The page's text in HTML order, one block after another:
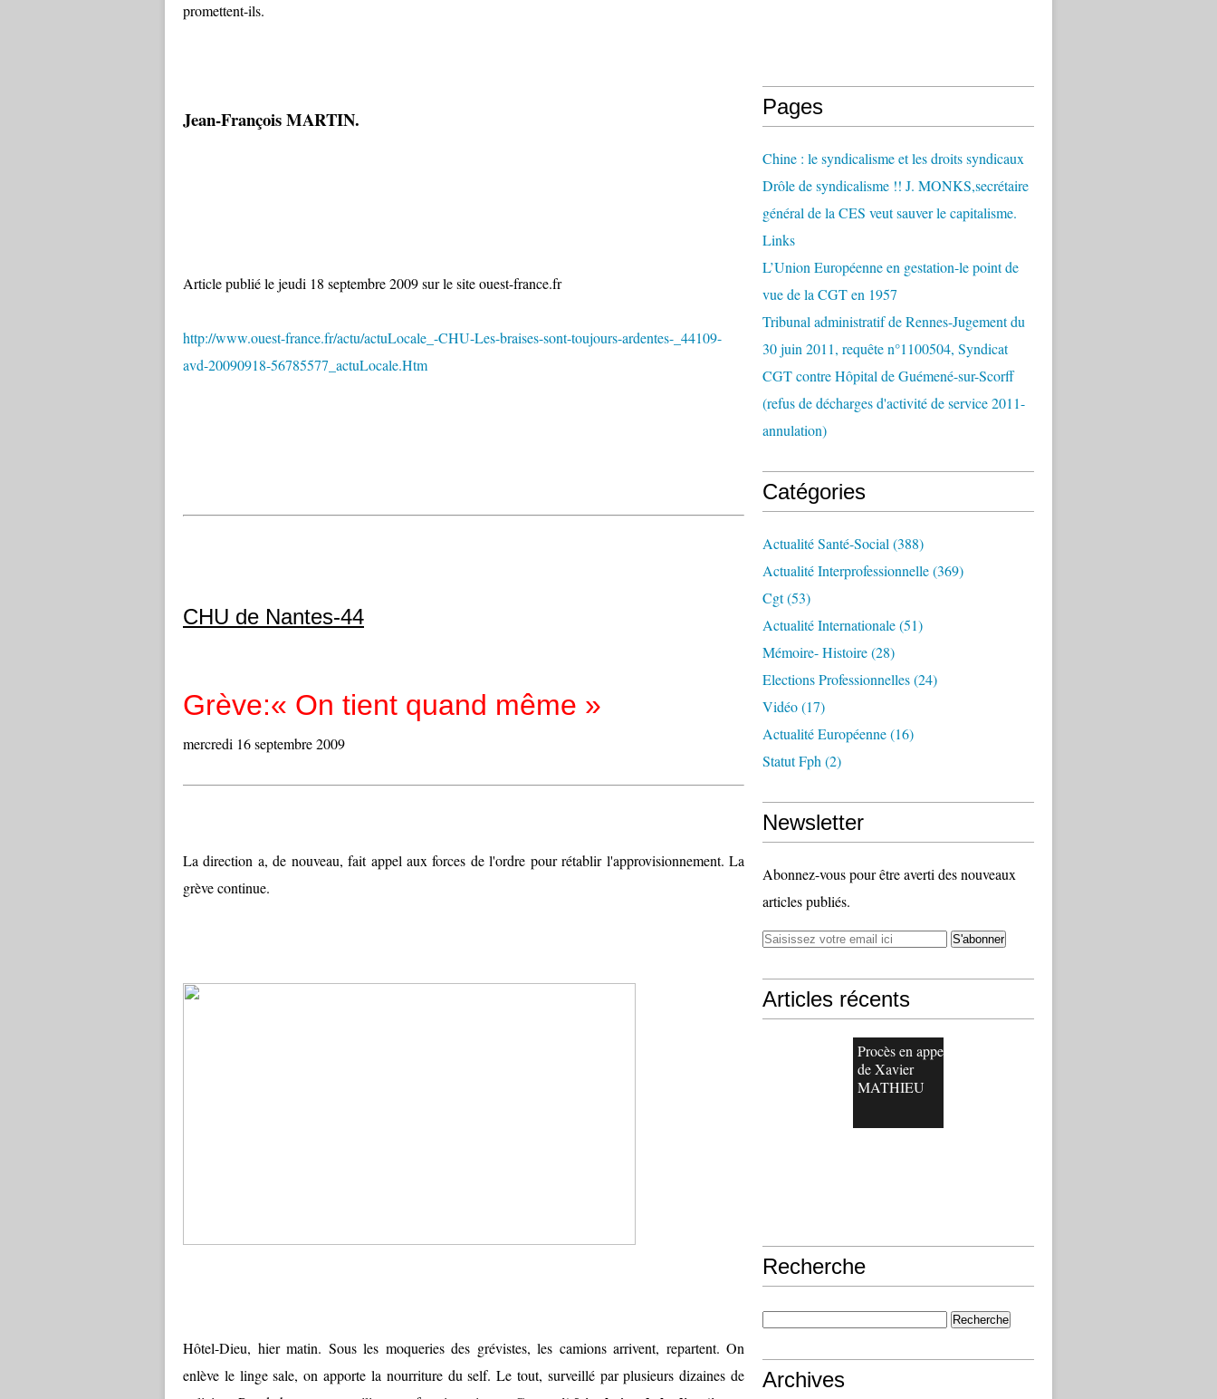
promettent-ils.
Jean-François MARTIN.
Article publié le jeudi 18 septembre 2009 sur le site ouest-france.fr
http://www.ouest-france.fr/actu/actuLocale_-CHU-Les-braises-sont-toujours-ardentes-_44109-
avd-20090918-56785577_actuLocale.Htm
CHU de Nantes-44
Grève:« On tient quand même »
mercredi 16 septembre 2009
La direction a, de nouveau, fait appel aux forces de l'ordre pour rétablir l'approvisionnement. La
grève continue.
Hôtel-Dieu, hier matin. Sous les moqueries des grévistes, les camions arrivent, repartent. On
enlève le linge sale, on apporte la nourriture du self. Le tout, surveillé par plusieurs dizaines de
Pages
Chine : le syndicalisme et les droits syndicaux
Drôle de syndicalisme !! J. MONKS,secrétaire
général de la CES veut sauver le capitalisme.
Links
L’Union Européenne en gestation-le point de
vue de la CGT en 1957
Tribunal administratif de Rennes-Jugement du
30 juin 2011, requête n°1100504, Syndicat
CGT contre Hôpital de Guémené-sur-Scorff
(refus de décharges d'activité de service 2011-
annulation)
Catégories
Actualité Santé-Social (388)
Actualité Interprofessionnelle(369)
Cgt(53)
Actualité Internationale(51)
Mémoire- Histoire(28)
Elections Professionnelles(24)
Vidéo(17)
Actualité Européenne(16)
Statut Fph (2)
Newsletter
Abonnez-vous pour être averti des nouveaux
articles publiés.
Articles récents
Procès en appel
de Xavier
MATHIEU
Recherche
Archives